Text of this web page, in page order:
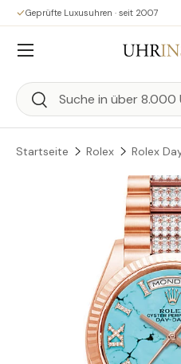
Direkt zum Inhalt
Geprüfte Luxusuhren · seit 2007
Suchen
Suchen
Menü
Startseite Rolex Rolex
Zu